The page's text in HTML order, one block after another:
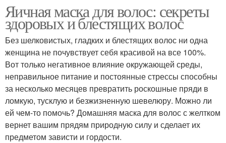
Яичная маска для волос: секреты
здоровых и блестящих волос
Без шелковистых, гладких и блестящих волос ни одна
женщина не почувствует себя красивой на все 100%.
Вот только негативное влияние окружающей среды,
неправильное питание и постоянные стрессы способны
за несколько месяцев превратить роскошные пряди в
ломкую, тусклую и безжизненную шевелюру. Можно ли
ей чем-то помочь? Домашняя маска для волос с желтком
вернет вашим прядям природную силу и сделает их
предметом зависти и гордости.